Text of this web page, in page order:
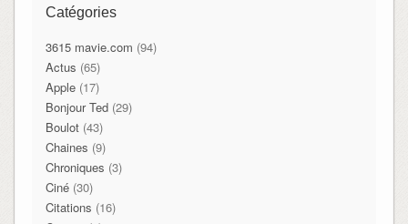
Catégories
3615 mavie.com (94)
Actus (65)
Apple(17)
Bonjour Ted(29)
Boulot(43)
Chaines (9)
Chroniques (3)
Ciné(30)
Citations (16)